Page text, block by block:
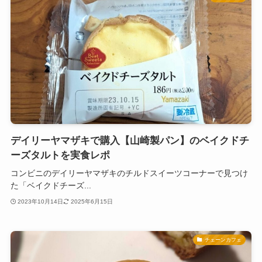
デイリーヤマザキで購入【山崎製パン】のベイクドチ
ーズタルトを実食レポ
コンビニのデイリーヤマザキのチルドスイーツコーナーで見つけ
た「ベイクドチーズ...
2023年10月14日 2025年6月15日
チェーンカフェ